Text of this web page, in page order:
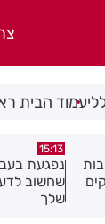
עמוד הבית
מה
14:44
מאות
בגן הי"א